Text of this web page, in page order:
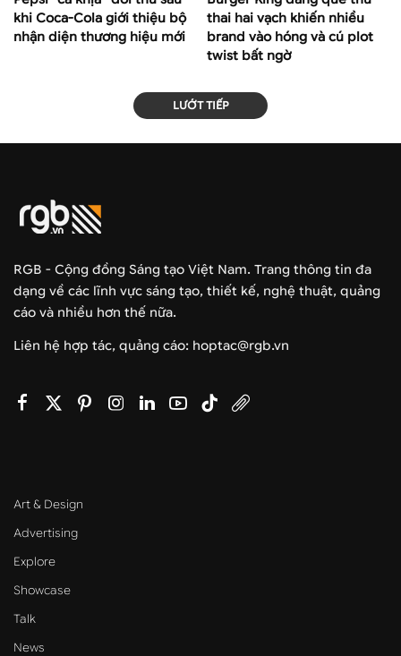
khi Coca-Cola giới thiệu bộ
nhận diện thương hiệu mới
thai hai vạch khiến nhiều
brand vào hóng và cú plot
twist bất ngờ
LƯỚT TIẾP
RGB - Cộng đồng Sáng tạo Việt Nam. Trang thông tin đa
dạng về các lĩnh vực sáng tạo, thiết kế, nghệ thuật, quảng
cáo và nhiều hơn thế nữa.
Liên hệ hợp tác, quảng cáo: hoptac@rgb.vn
Art & Design
Advertising
Explore
Showcase
Talk
News